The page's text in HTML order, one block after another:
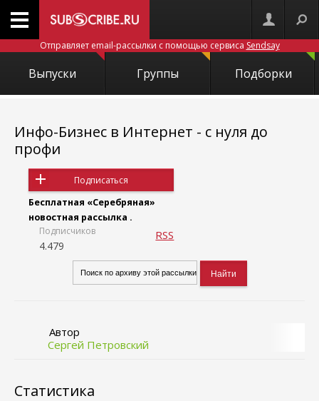
Отправляет email-рассылки с помощью сервиса Sendsay
Выпуски Группы Подборки
Инфо-Бизнес в Интернет - с нуля до
профи
Подписаться
Бесплатная «Серебряная»
новостная рассылка .
Подписчиков
4.479
RSS
Автор
Сергей Петровский
Статистика